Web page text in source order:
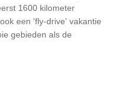
1600 kilometer
een 'fly-drive' vakantie
gebieden als de